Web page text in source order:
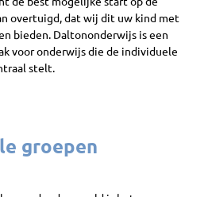
overtuigd, dat wij dit uw kind met
bieden. Daltononderwijs is een
voor onderwijs die de individuele
stelt.
groepen